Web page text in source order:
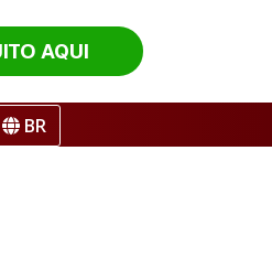
AQUI
BR